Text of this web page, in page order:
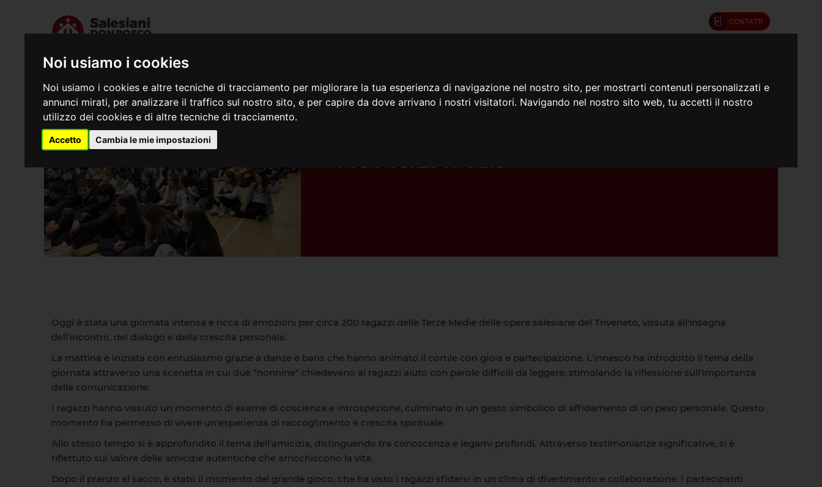
Noi usiamo i cookies
Noi usiamo i cookies e altre tecniche di tracciamento per migliorare la tua esperienza di navigazione nel nostro sito, per mostrarti contenuti personalizzati e
annunci mirati, per analizzare il traffico sul nostro sito, e per capire da dove arrivano i nostri visitatori. Navigando nel nostro sito web, tu accetti il nostro
utilizzo dei cookies e di altre tecniche di tracciamento.
Accetto Cambia le mie impostazioni
CONTATTI
Chi siamo
MGS Terze medie
Oggi è stata una giornata intensa e ricca di emozioni per circa 200 ragazzi delle Terze Medie delle opere salesiane del Triveneto, vissuta all'insegna
dell'incontro, del dialogo e della crescita personale.
La mattina è iniziata con entusiasmo grazie a danze e bans che hanno animato il cortile con gioia e partecipazione. L'innesco ha introdotto il tema della
giornata attraverso una scenetta in cui due "nonnine" chiedevano ai ragazzi aiuto con parole difficili da leggere, stimolando la riflessione sull'importanza
della comunicazione.
I ragazzi hanno vissuto un momento di esame di coscienza e introspezione, culminato in un gesto simbolico di affidamento di un peso personale. Questo
momento ha permesso di vivere un'esperienza di raccoglimento e crescita spirituale.
Allo stesso tempo si è approfondito il tema dell'amicizia, distinguendo tra conoscenza e legami profondi. Attraverso testimonianze significative, si è
riflettuto sul valore delle amicizie autentiche che arricchiscono la vita.
Dopo il pranzo al sacco, è stato il momento del grande gioco, che ha visto i ragazzi sfidarsi in un clima di divertimento e collaborazione. I partecipanti